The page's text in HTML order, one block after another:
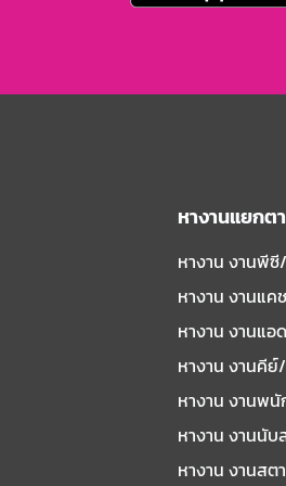
หางานแยกต
หางาน งานพี
หางาน งานแค
หางาน งานแอ
หางาน งานคี
หางาน งานพ
หางาน งานนั
หางาน งานสต